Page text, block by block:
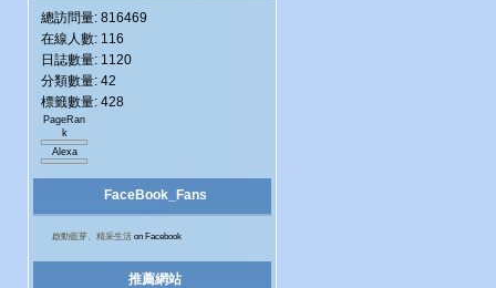
總訪問量: 816469
在線人數: 116
日誌數量: 1120
分類數量: 42
標籤數量: 428
PageRan
k
Alexa
FaceBook_Fans
啟動藍芽、精采生活 on Facebook
推薦網站